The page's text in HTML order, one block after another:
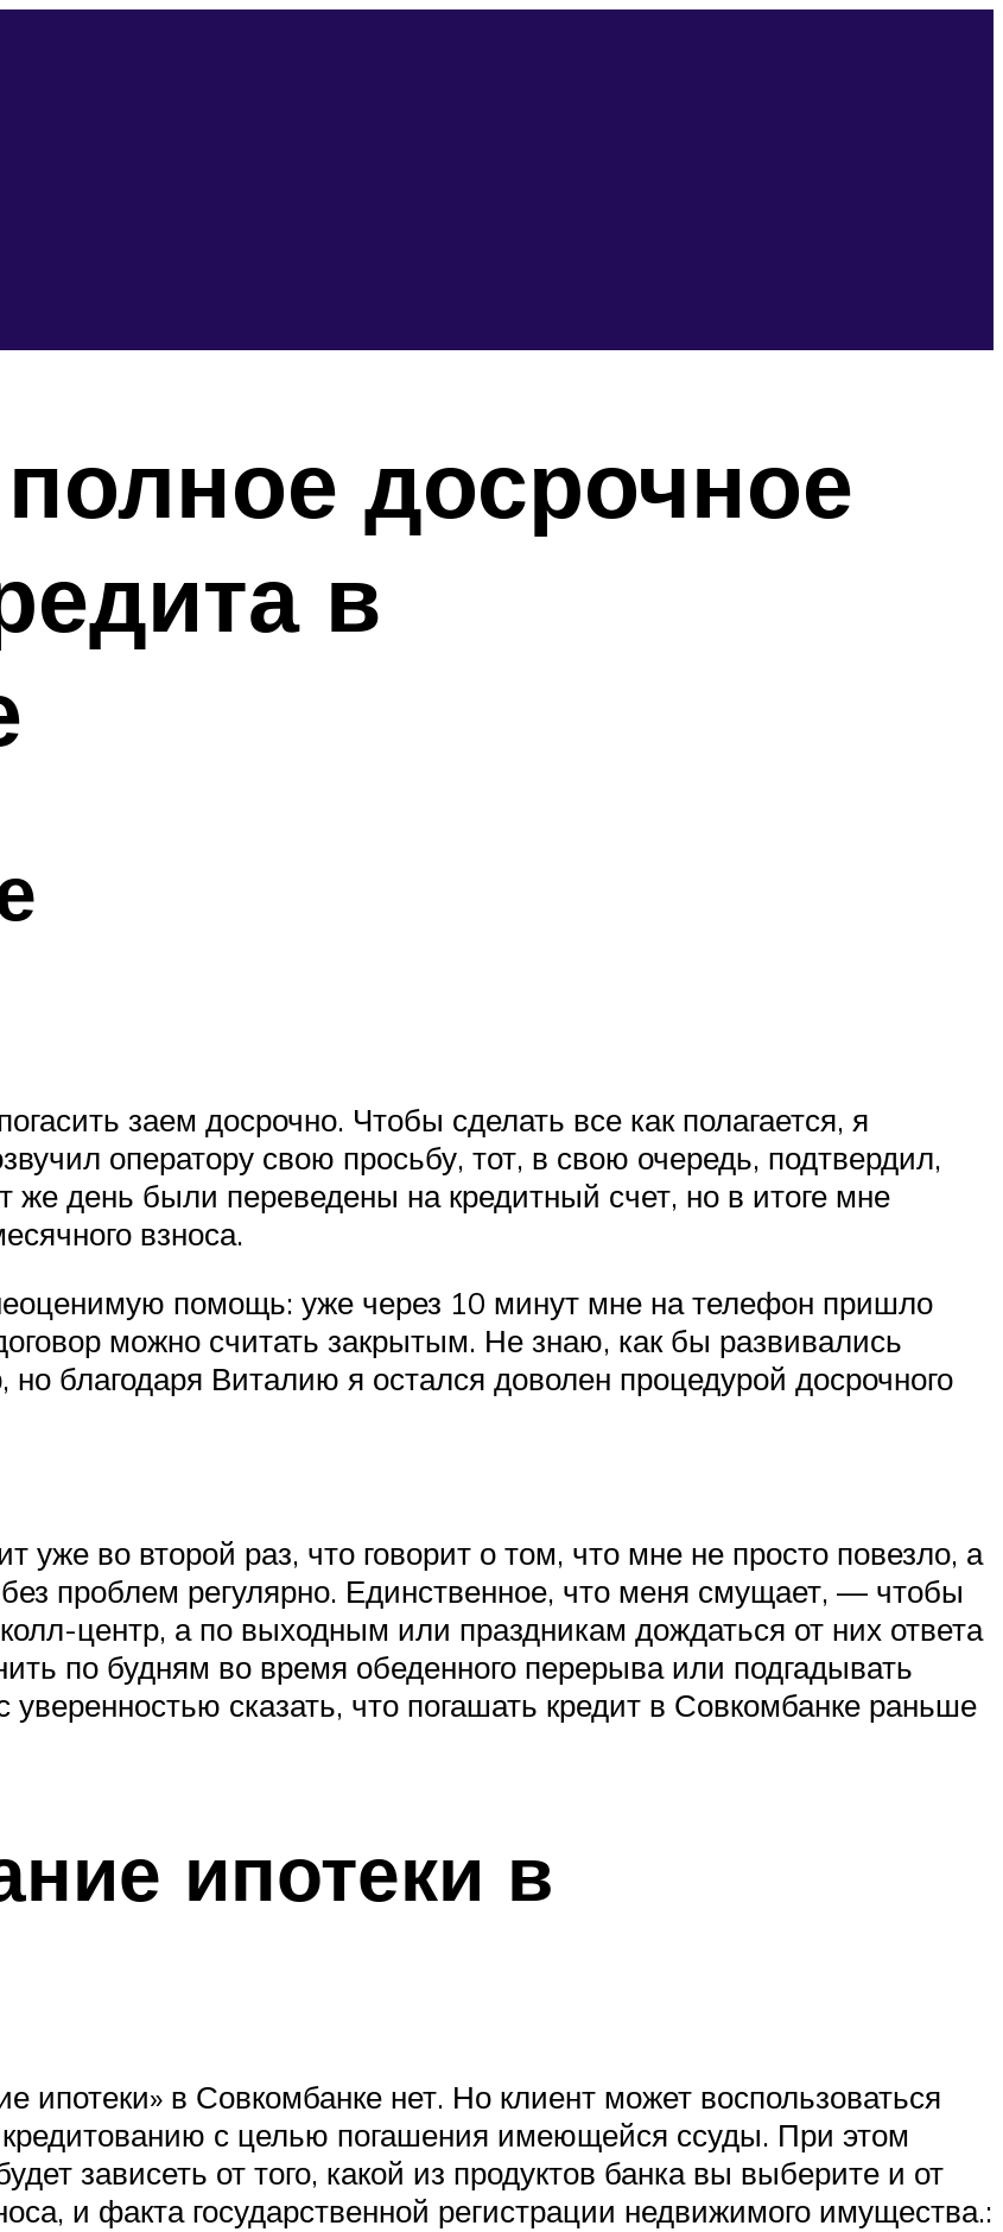
досрочное
в
заем досрочно. Чтобы сделать все как полагается, я
оператору свою просьбу, тот, в свою очередь, подтвердил,
же день были переведены на кредитный счет, но в итоге мне
взноса.
помощь: уже через 10 минут мне на телефон пришло
можно считать закрытым. Не знаю, как бы развивались
благодаря Виталию я остался доволен процедурой досрочного
уже во второй раз, что говорит о том, что мне не просто повезло, а
проблем регулярно. Единственное, что меня смущает, — чтобы
центр, а по выходным или праздникам дождаться от них ответа
по будням во время обеденного перерыва или подгадывать
сказать, что погашать кредит в Совкомбанке раньше
ипотеки в
ипотеки» в Совкомбанке нет. Но клиент может воспользоваться
с целью погашения имеющейся ссуды. При этом
зависеть от того, какой из продуктов банка вы выберите и от
и факта государственной регистрации недвижимого имущества.: